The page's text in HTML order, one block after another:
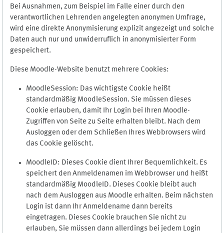
Bei Ausnahmen, zum Beispiel im Falle einer durch den
verantwortlichen Lehrenden angelegten anonymen Umfrage,
wird eine direkte Anonymisierung explizit angezeigt und solche
Daten auch nur und unwiderruflich in anonymisierter Form
gespeichert.
Diese Moodle-Website benutzt mehrere Cookies:
MoodleSession: Das wichtigste Cookie heißt
standardmäßig MoodleSession. Sie müssen dieses
Cookie erlauben, damit Ihr Login bei Ihren Moodle-
Zugriffen von Seite zu Seite erhalten bleibt. Nach dem
Ausloggen oder dem Schließen Ihres Webbrowsers wird
das Cookie gelöscht.
MoodleID: Dieses Cookie dient Ihrer Bequemlichkeit. Es
speichert den Anmeldenamen im Webbrowser und heißt
standardmäßig MoodleID. Dieses Cookie bleibt auch
nach dem Ausloggen aus Moodle erhalten. Beim nächsten
Login ist dann Ihr Anmeldename dann bereits
eingetragen. Dieses Cookie brauchen Sie nicht zu
erlauben, Sie müssen dann allerdings bei jedem Login